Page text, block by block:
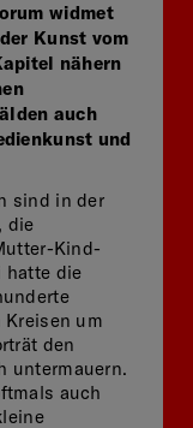
widmet
Kunst vom
nähern
auch
und
sind in der
die
Kind-
hatte die
um
den
untermauern.
auch